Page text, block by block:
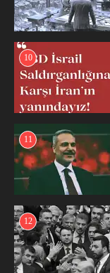
10
11
12